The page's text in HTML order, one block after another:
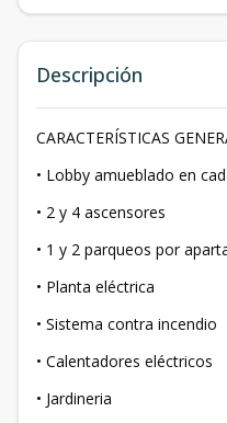
Descripción
CARACTERÍSTICAS
• Lobby amueblado en
• 2 y 4 ascensores
• 1 y 2 parqueos por
• Planta eléctrica
• Sistema contra incendio
• Calentadores eléctricos
• Jardineria